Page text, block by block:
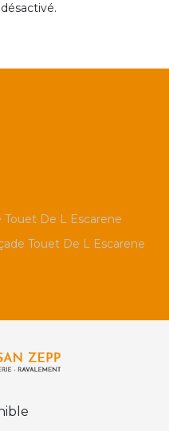
De L Escarene
Touet De L Escarene